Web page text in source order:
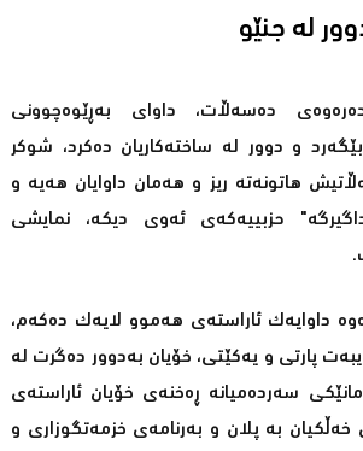
لە جنێو
دەسەڵات، داوای بەڕێوەچوونی
و دوور لە ساختەکاریان دەکرد، شوکر
هاتونەتە ریز و هەمان داوایان هەیە و
حزبییەکەی ئەوی دیکە، نمایشی
داوایەک ئاراستەی هەموو لایەک دەکەم،
پارتی و یەکێتی، خۆیان بەدوور دەگرت لە
سەردەمیانە ڕەخنەی خۆیان ئاراستەی
بە پلان و بەرنامەی خزمەتگوزاری و